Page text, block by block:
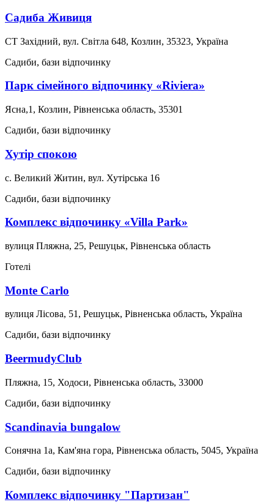
Садиба Живиця
СТ Західний, вул. Світла 648, Козлин, 35323, Україна
Садиби, бази відпочинку
Парк сімейного відпочинку «Riviera»
Ясна,1, Козлин, Рівненська область, 35301
Садиби, бази відпочинку
Хутір спокою
с. Великий Житин, вул. Хутірська 16
Садиби, бази відпочинку
Комплекс відпочинку «Villa Park»
вулиця Пляжна, 25, Решуцьк, Рівненська область
Готелі
Monte Carlo
вулиця Лісова, 51, Решуцьк, Рівненська область, Україна
Садиби, бази відпочинку
BeermudyClub
Пляжна, 15, Ходоси, Рівненська область, 33000
Садиби, бази відпочинку
Scandinavia bungalow
Сонячна 1а, Кам'яна гора, Рівненська область, 5045, Україна
Садиби, бази відпочинку
Комплекс відпочинку "Партизан"